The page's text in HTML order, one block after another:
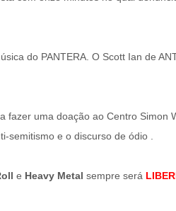
do PANTERA. O Scott Ian de
fazer uma doação ao Centro Simon
semitismo e o discurso de ódio .
e Heavy Metal sempre será